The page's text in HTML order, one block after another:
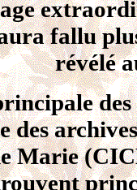
fallu
révélé
des
Marie